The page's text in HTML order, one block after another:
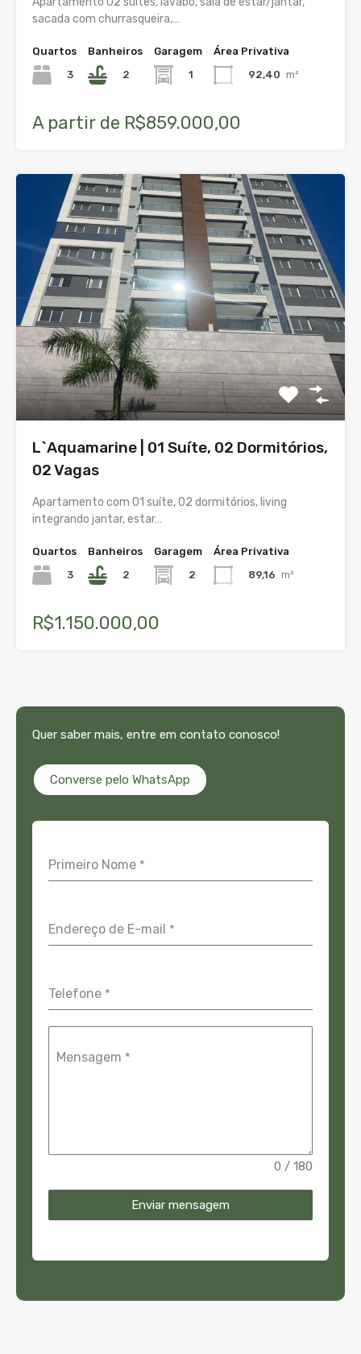
sacada com churrasqueira,…
Quartos
3
Banheiros
2
Garagem
1
Área Privativa
92,40 m²
A partir de R$859.000,00
L`Aquamarine | 01 Suíte, 02 Dormitórios,
02 Vagas
Apartamento com 01 suíte, 02 dormitórios, living
integrando jantar, estar…
Quartos
3
Banheiros
2
Garagem
2
Área Privativa
89,16 m²
R$1.150.000,00
Quer saber mais, entre em contato conosco!
Converse pelo WhatsApp
Primeiro Nome *
Endereço de E-mail *
Telefone *
Mensagem *
0 / 180
Enviar mensagem